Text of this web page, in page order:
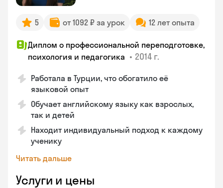
5 от 1092 ₽ за урок 12 лет опыта
Диплом о профессиональной переподготовке,
психология и педагогика • 2014 г.
Работала в Турции, что обогатило её
языковой опыт
Обучает английскому языку как взрослых,
так и детей
Находит индивидуальный подход к каждому
ученику
Читать дальше
Услуги и цены